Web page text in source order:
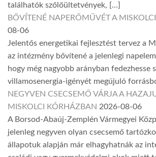
találhatók szőlőültetvények, […]
BŐVÍTENÉ NAPERŐMŰVÉT A
08-06
Jelentős energetikai fejlesztést tervez a
az intézmény bővítené a jelenlegi
hogy még nagyobb arányban fedezhesse
villamosenergia-igényét megújuló
NEGYVEN CSECSEMŐ VÁRJA A
MISKOLCI KÓRHÁZBAN 2026-08-06
A Borsod-Abaúj-Zemplén Vármegyei
jelenleg negyven olyan csecsemő
állapotuk alapján már elhagyhatnák az